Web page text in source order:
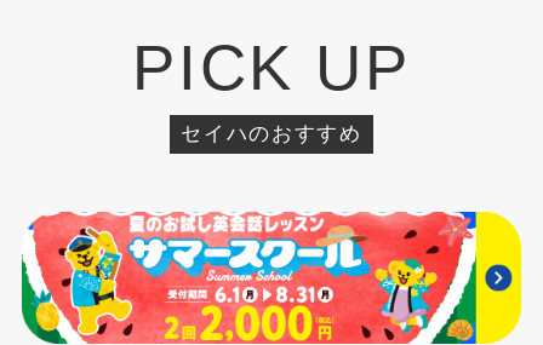
PICK UP
セイハのおすすめ